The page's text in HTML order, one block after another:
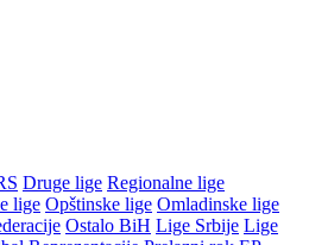
Druge lige Regionalne lige
lige Opštinske lige Omladinske lige
Ostalo BiH Lige Srbije Lige